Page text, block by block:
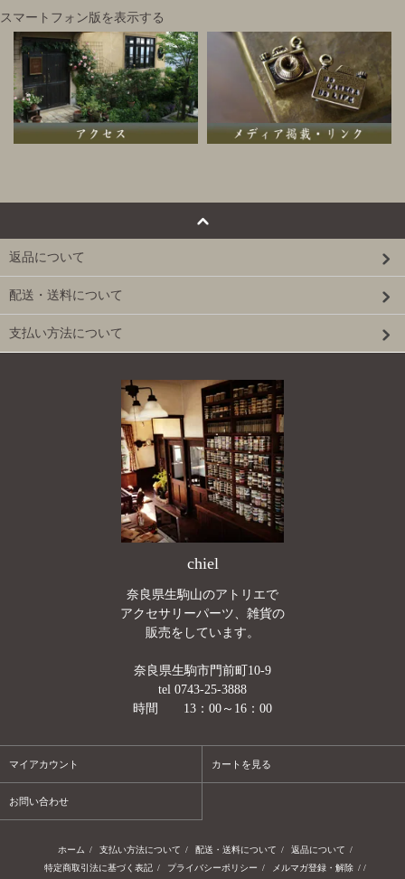
スマートフォン版を表示する
返品について
配送・送料について
支払い方法について
chiel
奈良県生駒山のアトリエで
アクセサリーパーツ、雑貨の
販売をしています。
奈良県生駒市門前町10-9
tel 0743-25-3888
時間 13：00～16：00
マイアカウント カートを見る
お問い合わせ
ホーム / 支払い方法について / 配送・送料について / 返品について /
特定商取引法に基づく表記 / プライバシーポリシー / メルマガ登録・解除 / /